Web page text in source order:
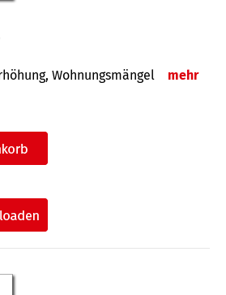
Wohnungsmängel mehr